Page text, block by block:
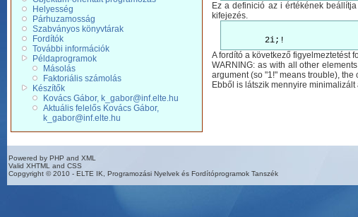
Helyesség
Párhuzamosság
Szabványos könyvtárak
Fordítók
További információk
Példaprogramok
Másolás
Faktoriális számolás
Készítők
Kovács Gábor, k_gabor@inf.elte.hu
Aktuális felelős Kovács Gábor,
k_gabor@inf.elte.hu
Ez a definició az i értékének
kifejezés.
A fordító a következő figyelmeztetést
WARNING: as with all other
argument (so "1!" means trouble),
Ebből is látszik mennyire minimalizált
Powered by PHP and XML
Valid XHTML and CSS
Copgyright © 2010 - ELTE IK, Programozási Nyelvek és Fordítóprogramok Tanszék